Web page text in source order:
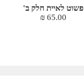
פשוט לאיית חלק ב'
65.00
₪